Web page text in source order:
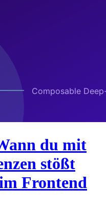
du mit
stößt
Frontend